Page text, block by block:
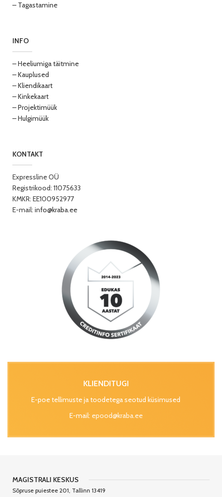
– Tagastamine
INFO
– Heeliumiga täitmine
– Kauplused
– Kliendikaart
– Kinkekaart
– Projektimüük
– Hulgimüük
KONTAKT
Expressline OÜ
Registrikood: 11075633
KMKR: EE100952977
E-mail: info@kraba.ee
KLIENDITUGI
E-poe tellimuste ja toodetega seotud küsimused
E-mail: epood@kraba.ee
MAGISTRALI KESKUS
Sõpruse puiestee 201, Tallinn 13419